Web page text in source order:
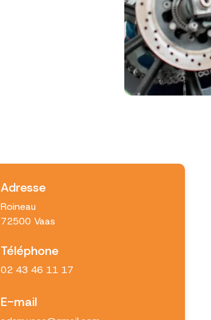
Adresse
Roineau
72500 Vaas
Téléphone
02 43 46 11 17
E-mail